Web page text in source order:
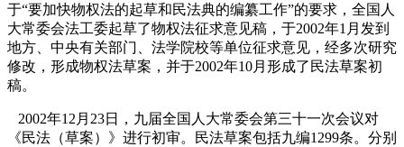
于“要加快物权法的起草和民法典的编纂工作”的要求，全国人
大常委会法工委起草了物权法征求意见稿，于2002年1 月发到
地方、中央有关部门、法学院校等单位征求意见，经多次研究
修改，形成物权法草案，并于2002年10月形成了民法草案初
稿。
2002年12 月 23日
，九届全国人大常委会第三十一次会议对
《民法（草案）》进行初审。民法草案包括九编1299条。分别